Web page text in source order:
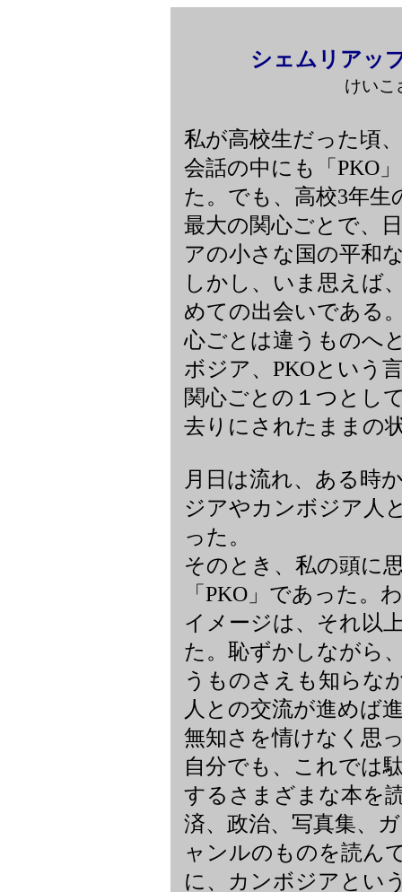
シェムリアッ
けいこ
私が高校生だった頃
会話の中にも「PKO
た。でも、高校3年
最大の関心ごとで、
アの小さな国の平和
しかし、いま思えば
めての出会いである
心ごとは違うものへ
ボジア、PKOという
関心ごとの１つとし
去りにされたままの
月日は流れ、ある時
ジアやカンボジア人
った。
そのとき、私の頭に
「PKO」であった。
イメージは、それ以
た。恥ずかしながら
うものさえも知らな
人との交流が進めば
無知さを情けなく思
自分でも、これでは
するさまざまな本を
済、政治、写真集、
ャンルのものを読ん
に、カンボジアとい